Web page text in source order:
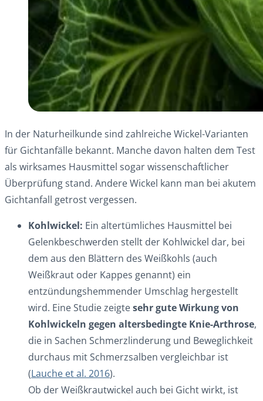
In der Naturheilkunde sind zahlreiche Wickel-Varianten
für Gichtanfälle bekannt. Manche davon halten dem Test
als wirksames Hausmittel sogar wissenschaftlicher
Überprüfung stand. Andere Wickel kann man bei akutem
Gichtanfall getrost vergessen.
Kohlwickel: Ein altertümliches Hausmittel bei
Gelenkbeschwerden stellt der Kohlwickel dar, bei
dem aus den Blättern des Weißkohls (auch
Weißkraut oder Kappes genannt) ein
entzündungshemmender Umschlag hergestellt
wird. Eine Studie zeigtesehr gute Wirkung von
Kohlwickeln gegen altersbedingte Knie-Arthrose,
die in Sachen Schmerzlinderung und Beweglichkeit
durchaus mit Schmerzsalben vergleichbar ist
(Lauche et al. 2016).
Ob der Weißkrautwickel auch bei Gicht wirkt, ist